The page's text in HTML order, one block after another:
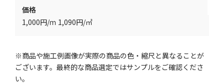
価格
1,000円/ｍ 1,090円/㎡
※商品や施工例画像が実際の商品の色・縮尺と異なることが
ございます。最終的な商品選定ではサンプルをご確認くださ
い。